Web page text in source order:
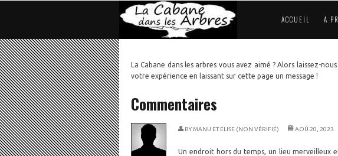
ACCUEIL A
La Cabane dans les arbres vous avez aimé ? Alors laissez-
votre expérience en laissant sur cette page un message !
Commentaires
BY MANU ET ÉLISE (NON VÉRIFIÉ) AOÛ 20, 2023
Un endroit hors du temps, un lieu merveilleux